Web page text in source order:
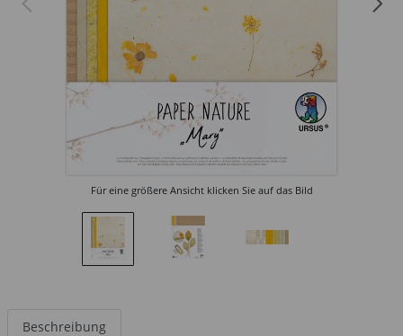
Für eine größere Ansicht klicken Sie auf das Bild
Beschreibung